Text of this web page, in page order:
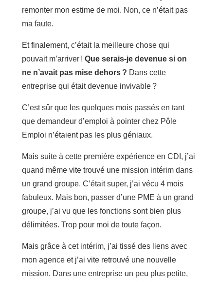
remonter mon estime de moi. Non, ce n’était pas
ma faute.
Et finalement, c’était la meilleure chose qui
pouvait m’arriver ! Que serais-je devenue si on
ne n’avait pas mise dehors ? Dans cette
entreprise qui était devenue invivable ?
C’est sûr que les quelques mois passés en tant
que demandeur d’emploi à pointer chez Pôle
Emploi n’étaient pas les plus géniaux.
Mais suite à cette première expérience en CDI, j’ai
quand même vite trouvé une mission intérim dans
un grand groupe. C’était super, j’ai vécu 4 mois
fabuleux. Mais bon, passer d’une PME à un grand
groupe, j’ai vu que les fonctions sont bien plus
délimitées. Trop pour moi de toute façon.
Mais grâce à cet intérim, j’ai tissé des liens avec
mon agence et j’ai vite retrouvé une nouvelle
mission. Dans une entreprise un peu plus petite,